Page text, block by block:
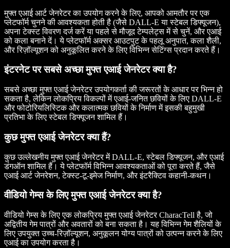
मुफ्त एआई आर्ट जेनरेटर का उपयोग करने के लिए, आपको आमतौर पर एक
प्लेटफॉर्म चुनने की आवश्यकता होती है (जैसे DALL-E या स्टेबल डिफ्यूजन),
अपना टेक्स्ट विवरण दर्ज करें या पहले से मौजूद टेम्पलेट्स में से चुनें, और एआई
को कला बनाने दें। ये प्लेटफॉर्म अक्सर आउटपुट के पहलू अनुपात, कला शैली,
और रिज़ॉल्यूशन को अनुकूलित करने के लिए विभिन्न सेटिंग्स प्रदान करते हैं।
इंटरनेट पर सबसे अच्छा मुफ्त एआई जेनरेटर क्या है?
सबसे अच्छा मुफ्त एआई जेनरेटर उपयोगकर्ता की जरूरतों के आधार पर भिन्न हो
सकता है, लेकिन लोकप्रिय विकल्पों में एआई-जनित छवियों के लिए DALL-E
और फोटोरियलिस्टिक और कलात्मक छवियों के निर्माण में इसकी बहुमुखी
प्रतिभा के लिए स्टेबल डिफ्यूजन शामिल हैं।
कुछ मुफ्त एआई जेनरेटर क्या हैं?
कुछ उल्लेखनीय मुफ्त एआई जेनरेटर में DALL-E, स्टेबल डिफ्यूजन, और एआई
डंगऑन शामिल हैं। ये प्लेटफॉर्म विभिन्न आवश्यकताओं को पूरा करते हैं, जैसे
एआई आर्ट जेनरेशन, टेक्स्ट-टू-इमेज निर्माण, और इंटरैक्टिव कहानी-कथन।
वीडियो गेम्स के लिए मुफ्त एआई जेनरेटर क्या है?
वीडियो गेम्स के लिए एक लोकप्रिय मुफ्त एआई जेनरेटर CharacTell है, जो
अद्वितीय गेम पात्रों और अवतारों को बना सकता है। यह विभिन्न गेम शैलियों के
लिए उपयुक्त उच्च-रिज़ॉल्यूशन, अनुकूलन योग्य पात्रों को उत्पन्न करने के लिए
एआई का उपयोग करता है।